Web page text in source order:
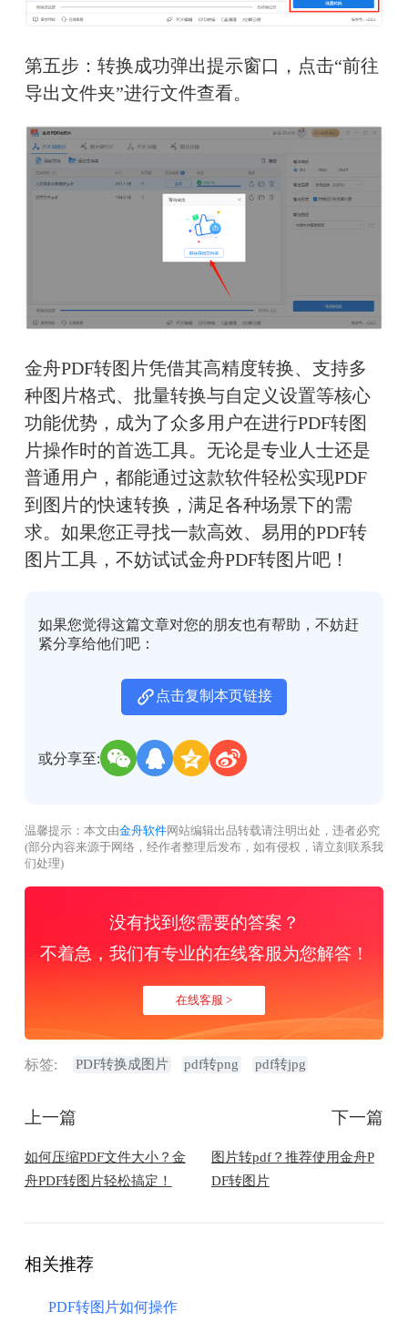
第五步：转换成功弹出提示窗口，点击“前往
导出文件夹”进行文件查看。
金舟PDF转图片凭借其高精度转换、支持多
种图片格式、批量转换与自定义设置等核心
功能优势，成为了众多用户在进行PDF转图
片操作时的首选工具。无论是专业人士还是
普通用户，都能通过这款软件轻松实现PDF
到图片的快速转换，满足各种场景下的需
求。如果您正寻找一款高效、易用的PDF转
图片工具，不妨试试金舟PDF转图片吧！
如果您觉得这篇文章对您的朋友也有帮助，不妨赶
紧分享给他们吧：
点击复制本页链接
或分享至:
温馨提示：本文由金舟软件网站编辑出品转载请注明出处，违者必究
(部分内容来源于网络，经作者整理后发布，如有侵权，请立刻联系我
们处理)
没有找到您需要的答案？
不着急，我们有专业的在线客服为您解答！
在线客服 >
标签: ​PDF转换成图片 pdf转png pdf转jpg
上一篇
如何压缩PDF文件大小？金
舟PDF转图片轻松搞定！
下一篇
​图片转pdf？推荐使用金舟P
DF转图片
相关推荐
PDF转图片如何操作